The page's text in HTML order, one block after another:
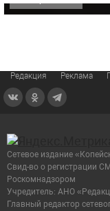
Редакция Реклама
Сетевое издание
Cвид-во о регистрации
Роскомнадзором
Учредитель: АНО
Главный редактор